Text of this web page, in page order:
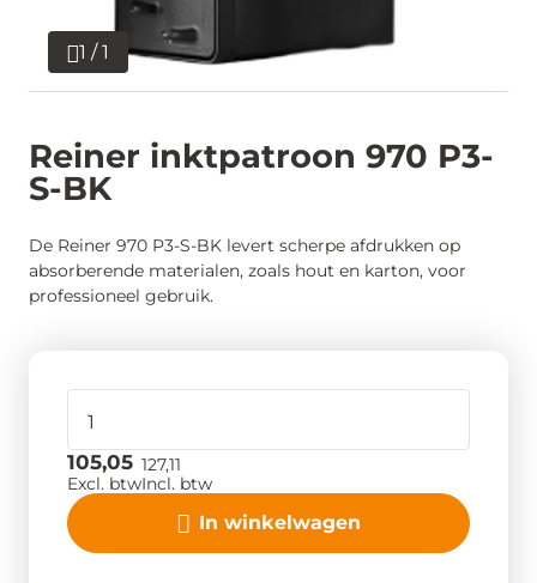
1 / 1
Reiner inktpatroon 970 P3-
S-BK
De Reiner 970 P3-S-BK levert scherpe afdrukken op
absorberende materialen, zoals hout en karton, voor
professioneel gebruik.
In winkelwagen
105,05
Excl. btw
127,11
Incl. btw